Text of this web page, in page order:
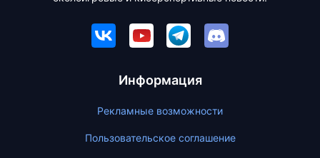
Информация
Рекламные возможности
Пользовательское соглашение